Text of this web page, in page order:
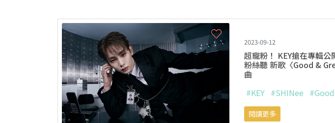
2023-09-12
超寵粉！ KEY搶在專輯
粉絲聽 新歌〈Good &
曲
#KEY #SHINee
閱讀更多